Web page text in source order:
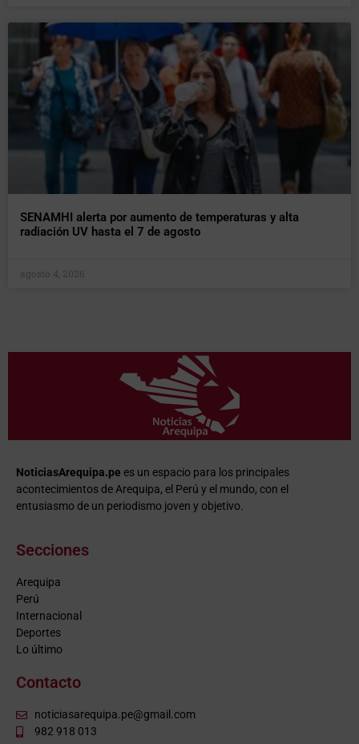
SENAMHI alerta por aumento de temperaturas y alta
radiación UV hasta el 7 de agosto
agosto 4, 2026
NoticiasArequipa.pe es un espacio para los principales
acontecimientos de Arequipa, el Perú y el mundo, con el
entusiasmo de un periodismo joven y objetivo.
Secciones
Arequipa
Perú
Internacional
Deportes
Lo último
Contacto
noticiasarequipa.pe@gmail.com
982 918 013